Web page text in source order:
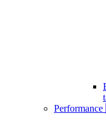
Performance